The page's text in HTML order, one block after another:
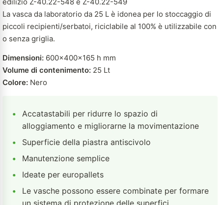
La vasca da laboratorio da 25 L è idonea per lo stoccaggio di
piccoli recipienti/serbatoi, riciclabile al 100% è utilizzabile con
o senza griglia.
Dimensioni: 600x400x165 h mm
Volume di contenimento: 25 Lt
Colore: Nero
•
Accatastabili per ridurre lo spazio di
alloggiamento e migliorarne la movimentazione
•
Superficie della piastra antiscivolo
•
Manutenzione semplice
•
Ideate per europallets
•
Le vasche possono essere combinate per formare